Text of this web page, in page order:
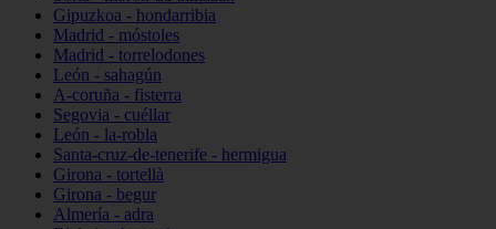
Gipuzkoa - hondarribia
Madrid - móstoles
Madrid - torrelodones
León - sahagún
A-coruña - fisterra
Segovia - cuéllar
León - la-robla
Santa-cruz-de-tenerife - hermigua
Girona - tortellà
Girona - begur
Almería - adra